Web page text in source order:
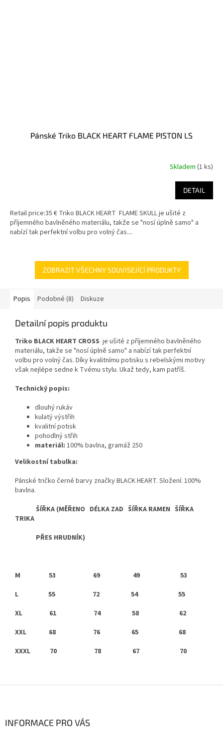
Pánské Triko BLACK HEART FLAME PISTON LS
Skladem (1 ks)
DETAIL
Retail price:35 € Triko BLACK HEART FLAME SKULL je ušité z
příjemného bavlněného materiálu, takže se "nosí úplně samo" a
nabízí tak perfektní volbu pro volný čas....
ZOBRAZIT VŠECHNY SOUVISEJÍCÍ PRODUKTY
Popis Podobné (8) Diskuze
Detailní popis produktu
Triko BLACK HEART CROSS je ušité z příjemného bavlněného
materiálu, takže se "nosí úplně samo" a nabízí tak perfektní
volbu pro volný čas. Díky kvalitnímu potisku s rebelskými motivy
však nejlépe sedne k Tvému stylu. Ukaž tedy, kam patříš.
Technický popis:
dlouhý rukáv
kulatý výstřih
kvalitní potisk
pohodlný střih
materiál: 100% bavlna, gramáž 250
Velikostní tabulka:
Pánské tričko černé barvy značky BLACK HEART. Složení: 100%
bavlna.
ŠÍŘKA (MĚŘENO DÉLKA ZAD ŠÍŘKA RAMEN ŠÍŘKA
TRIKA
PŘES HRUDNÍK)
M 53 69 49 53
L
55 72 54 55
XL 61 74 58 62
XXL 68 76 65 68
XXXL 70 78 67 70
INFORMACE PRO VÁS